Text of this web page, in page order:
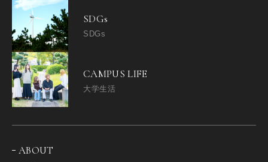
SDGs
SDGs
CAMPUS LIFE
大学生活
ABOUT